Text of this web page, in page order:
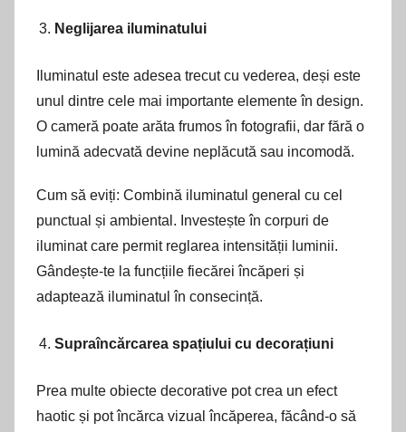
Neglijarea iluminatului
Iluminatul este adesea trecut cu vederea, deși este
unul dintre cele mai importante elemente în design.
O cameră poate arăta frumos în fotografii, dar fără o
lumină adecvată devine neplăcută sau incomodă.
Cum să eviți: Combină iluminatul general cu cel
punctual și ambiental. Investește în corpuri de
iluminat care permit reglarea intensității luminii.
Gândește-te la funcțiile fiecărei încăperi și
adaptează iluminatul în consecință.
Supraîncărcarea spațiului cu decorațiuni
Prea multe obiecte decorative pot crea un efect
haotic și pot încărca vizual încăperea, făcând-o să